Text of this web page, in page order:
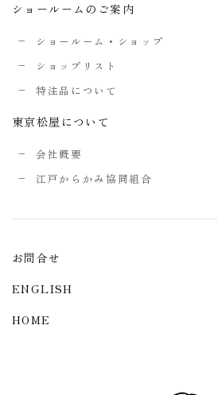
ショールームのご案内
ショールーム・ショップ
ショップリスト
特注品について
東京松屋について
会社概要
江戸からかみ協同組合
お問合せ
ENGLISH
HOME